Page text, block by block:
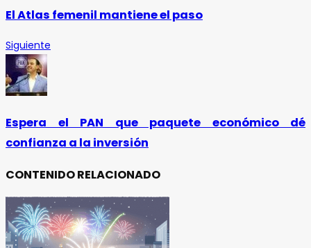
El Atlas femenil mantiene el paso
Siguiente
Espera el PAN que paquete económico dé
confianza a la inversión
CONTENIDO RELACIONADO